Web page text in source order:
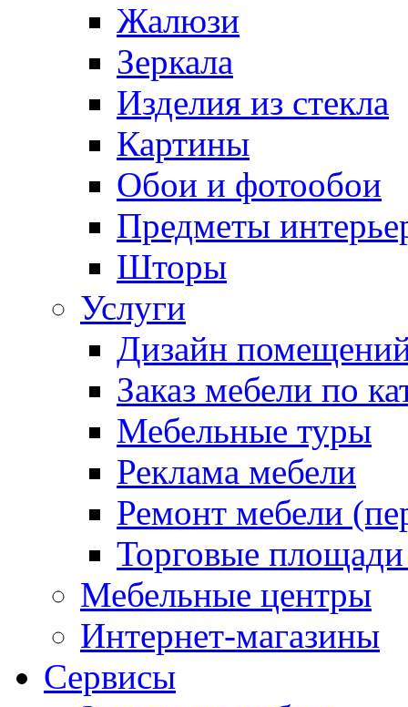
Жалюзи
Зеркала
Изделия из стекла
Картины
Обои и фотообои
Предметы
Шторы
Услуги
Дизайн
Заказ мебели по
Мебельные туры
Реклама мебели
Ремонт мебели
Торговые
Мебельные центры
Интернет-магазины
Сервисы